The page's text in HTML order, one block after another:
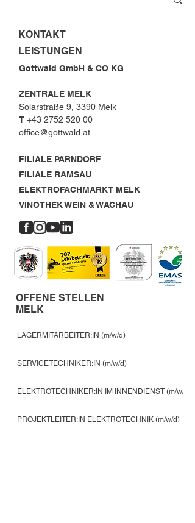
KONTAKT
LEISTUNGEN
Gottwald GmbH & CO KG
ZENTRALE MELK
Solarstraße 9, 3390 Melk
T +43 2752 520 00
office@gottwald.at
FILIALE PARNDORF
FILIALE RAMSAU
ELEKTROFACHMARKT MELK
VINOTHEK WEIN & WACHAU
OFFENE STELLEN
MELK
LAGERMITARBEITER:IN (m/w/d)
SERVICETECHNIKER:IN (m/w/d)
ELEKTROTECHNIKER:IN IM INNENDIENST (m/w/d)
PROJEKTLEITER:IN ELEKTROTECHNIK (m/w/d)